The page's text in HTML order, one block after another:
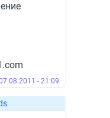
- 21:09